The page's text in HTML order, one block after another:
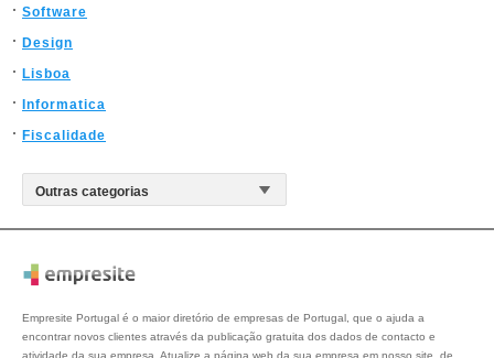
Software
Design
Lisboa
Informatica
Fiscalidade
Empresite Portugal é o maior diretório de empresas de Portugal, que o ajuda a
encontrar novos clientes através da publicação gratuita dos dados de contacto e